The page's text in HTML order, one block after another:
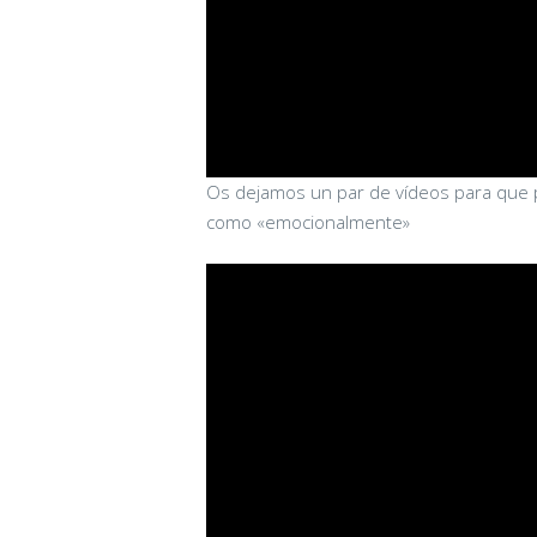
Os dejamos un par de vídeos para
como «emocionalmente»